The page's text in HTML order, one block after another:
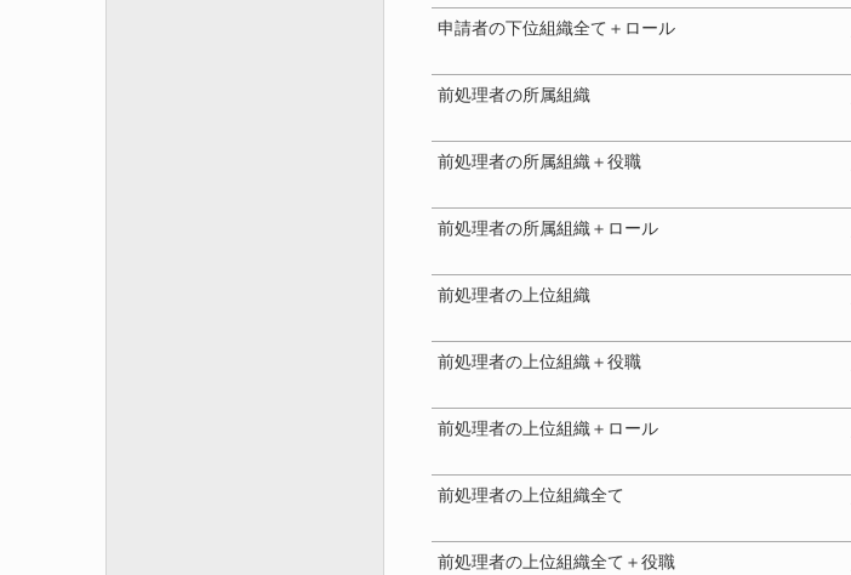
申請者の下位組織全て＋ロール
前処理者の所属組織
前処理者の所属組織＋役職
前処理者の所属組織＋ロール
前処理者の上位組織
前処理者の上位組織＋役職
前処理者の上位組織＋ロール
前処理者の上位組織全て
前処理者の上位組織全て＋役職